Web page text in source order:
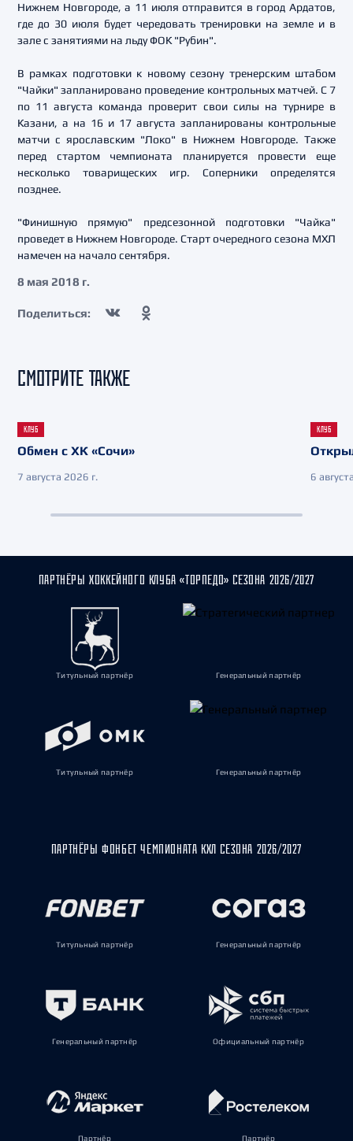
Нижнем Новгороде, а 11 июля отправится в город Ардатов,
где до 30 июля будет чередовать тренировки на земле и в
зале с занятиями на льду ФОК "Рубин".
В рамках подготовки к новому сезону тренерским штабом
"Чайки" запланировано проведение контрольных матчей. С 7
по 11 августа команда проверит свои силы на турнире в
Казани, а на 16 и 17 августа запланированы контрольные
матчи с ярославским "Локо" в Нижнем Новгороде. Также
перед стартом чемпионата планируется провести еще
несколько товарищеских игр. Соперники определятся
позднее.
"Финишную прямую" предсезонной подготовки "Чайка"
проведет в Нижнем Новгороде. Старт очередного сезона МХЛ
намечен на начало сентября.
8 мая 2018 г.
Поделиться:
СМОТРИТЕ ТАКЖЕ
КЛУБ
Обмен с ХК «Сочи»
7 августа 2026 г.
КЛУБ
6
ПАРТНЁРЫ ХОККЕЙНОГО КЛУБА «ТОРПЕДО» СЕЗОНА 2026/2027
Титульный партнёр Генеральный партнёр
Титульный партнёр Генеральный партнёр
ПАРТНЁРЫ ФОНБЕТ ЧЕМПИОНАТА КХЛ СЕЗОНА 2026/2027
Титульный партнёр Генеральный партнёр
Генеральный партнёр Официальный партнёр
Партнёр Партнёр